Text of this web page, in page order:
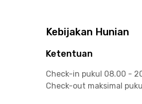
Kebijakan Hunian
Ketentuan
Check-in pukul 08.00 -
Check-out maksimal